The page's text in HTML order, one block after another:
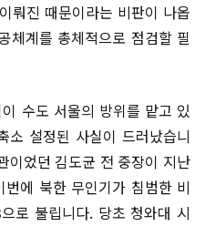
뤄진 때문이라는 비판이 나옵
체계를 총체적으로 점검할 필
수도 서울의 방위를 맡고 있
소 설정된 사실이 드러났습니
이었던 김도균 전 중장이 지난
에 북한 무인기가 침범한 비
로 불립니다. 당초 청와대 시